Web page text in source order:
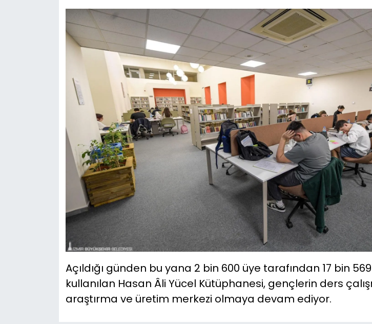
Açıldığı günden bu yana 2 bin 600 üye tarafından 17 bin
kullanılan Hasan Âli Yücel Kütüphanesi, gençlerin ders
araştırma ve üretim merkezi olmaya devam ediyor.